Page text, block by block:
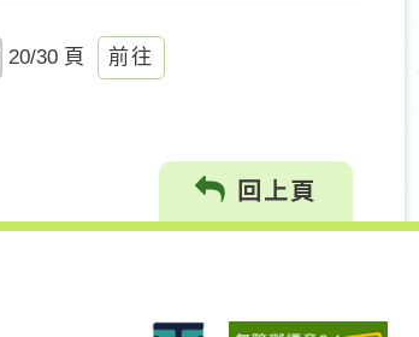
20/30 頁
前
往
回上頁